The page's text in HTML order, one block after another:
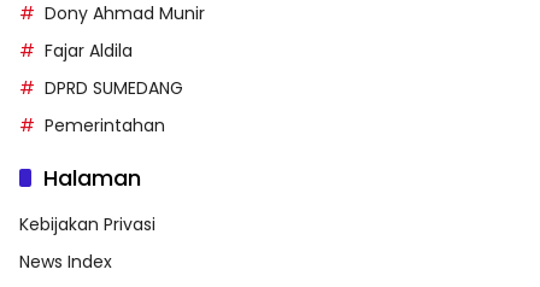
Dony Ahmad Munir
Fajar Aldila
DPRD SUMEDANG
Pemerintahan
Halaman
Kebijakan Privasi
News Index